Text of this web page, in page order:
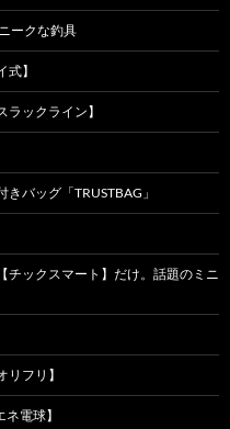
ークな釣具
】
ックライン】
バッグ「TRUSTBAG」
チックスマート】だけ。話題のミニ
フリ】
電球】